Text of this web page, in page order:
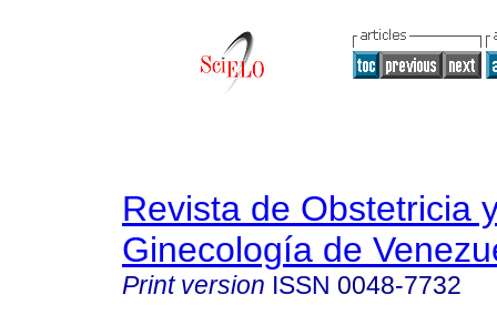
Revista de Obstetricia
Ginecología de
Print version ISSN 0048-7732